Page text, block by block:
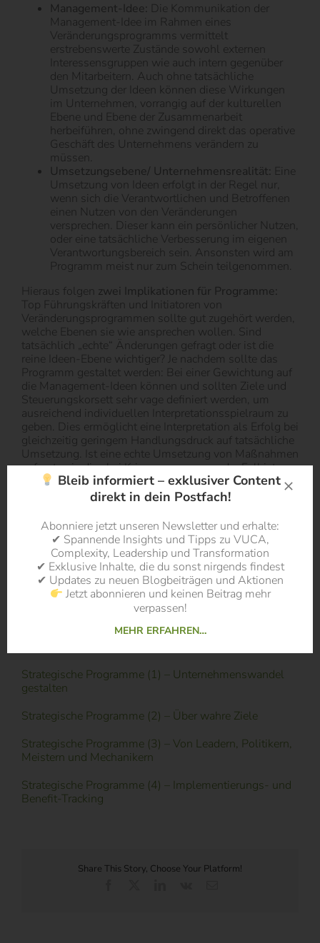
Management-Idee: Die Kommunikation der
Management-Idee im Rahmen eines
Veränderungsprogramms vermittelt
erstrebenswerte Zustände sowohl externen
Interessensgruppen wie auch intern gegenüber
den Mitarbeitern. Auch ohne tatsächliche
Umsetzung der Ideen können diese Wirkungen
im Unternehmen, vorrangig auf der kulturellen
Ebene und Ebene der Zusammenarbeit
herbeiführen, ohne zwingend direkt das operative
Geschäft des Unternehmens verändern zu
müssen.
Umsetzungsebene/ Unternehmensrealität: Eine
Umsetzung von Ideen erfolgt in der Regel nur,
wenn sich die Verantwortlichen und Betroffenen
einen Nutzen von den Veränderungen
versprechen. Dieser kann ein persönlicher Nutzen,
oder eine tatsächliche Verbesserung im eigenen
Verantwortungsbereich sein. Ansonsten wird am
Programm meist nur zum Schein teilgenommen.
Hieraus folgen zwei Implikationen für Programme:
Top Führungskräften und Initiatoren von
Veränderungsprogrammen sollte gut zugehört werden,
welche Ebenen sie wie ansprechen wollen. Sind
tatsächlich „echte“ Änderungen gefragt oder ist die
reine Ideen-Ebene wichtiger? Je nachdem sollte das
Programm gestaltet werden: Bei einer Gewichtung auf
die Management-Ideen können und sollten Ziele und
Steuerungskorsett sehr vage definiert werden, um
ausreichend individuellen Interpretationsspielraum zu
geben. Dies ermöglicht eine Interpretation als Erfolg bei
gleichzeitig geringem Handlungsdruck auf tatsächliche
Umsetzung. Ist eine echte Umsetzung von Maßnahmen
gefragt, wie dies bei Krisenprogrammen der Fall ist,
sollten Ziele und Programm eher „scharf“ formuliert
Literatur:
Brunsson, Nils (2009), Mythos Change Management,
Harvard Business Manager, 30.07.2009,
http://www.harvardbusinessmanager.de/heft/artikel/a-
621442.html , abgerufen am 14.02.2012.
Strategische Programme (1) – Unternehmenswandel
gestalten
Strategische Programme (2) – Über wahre Ziele
Strategische Programme (3) – Von Leadern, Politikern,
Meistern und Mechanikern
Strategische Programme (4) – Implementierungs- und
Benefit-Tracking
Share This Story, Choose Your Platform!
Bleib informiert – exklusiver Content
direkt in dein Postfach!
Abonniere jetzt unseren Newsletter und erhalte:
✔ Spannende Insights und Tipps zu VUCA,
Complexity, Leadership und Transformation
✔ Exklusive Inhalte, die du sonst nirgends findest
✔ Updates zu neuen Blogbeiträgen und Aktionen
Jetzt abonnieren und keinen Beitrag mehr
verpassen!
MEHR ERFAHREN…